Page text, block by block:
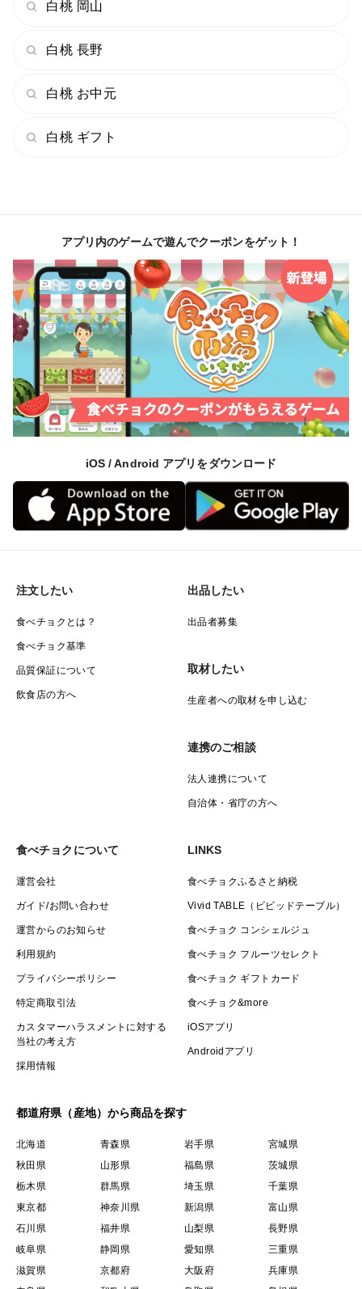
※写真はイメージです。
白桃 岡山
白桃 長野
白桃 お中元
白桃 ギフト
アプリ内のゲームで遊んでクーポンをゲット！
iOS / Android アプリをダウンロード
注文したい
食べチョクとは？
食べチョク基準
品質保証について
飲食店の方へ
出品したい
出品者募集
取材したい
生産者への取材を申し込む
連携のご相談
法人連携について
自治体・省庁の方へ
食べチョクについて
運営会社
ガイド/お問い合わせ
運営からのお知らせ
利用規約
プライバシーポリシー
特定商取引法
カスタマーハラスメントに対する
当社の考え方
採用情報
LINKS
食べチョクふるさと納税
Vivid TABLE（ビビッドテーブル）
食べチョク コンシェルジュ
食べチョク フルーツセレクト
食べチョク ギフトカード
食べチョク&more
iOSアプリ
Androidアプリ
都道府県（産地）から商品を探す
北海道 青森県 岩手県
宮城県
秋田県
山形県 福島県
茨城県
栃木県
群馬県 埼玉県
千葉県
東京都
神奈川県 新潟県
富山県
石川県
福井県 山梨県
長野県
岐阜県
静岡県 愛知県
三重県
滋賀県
京都府 大阪府
兵庫県